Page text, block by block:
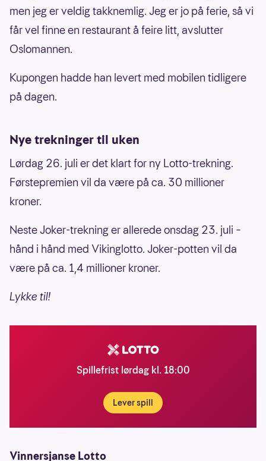
men jeg er veldig takknemlig. Jeg er jo på ferie, så vi
får vel finne en restaurant å feire litt, avslutter
Oslomannen.
Kupongen hadde han levert med mobilen tidligere
på dagen.
Nye trekninger til uken
Lørdag 26. juli er det klart for ny Lotto-trekning.
Førstepremien vil da være på ca. 30 millioner
kroner.
Neste Joker-trekning er allerede onsdag 23. juli –
hånd i hånd med Vikinglotto. Joker-potten vil da
være på ca. 1,4 millioner kroner.
Lykke til!
Spillefrist lørdag kl. 18:00
Lever spill
Vinnersjanse Lotto